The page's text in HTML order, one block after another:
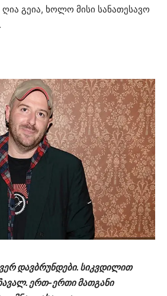
გეია, ხოლო მისი სანათესავო
დავბრუნდები. სიკვდილით
ერთ-ერთი მათგანი